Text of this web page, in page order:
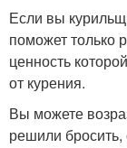
Если вы
поможет только
ценность
от курения.
Вы можете
решили бросить,